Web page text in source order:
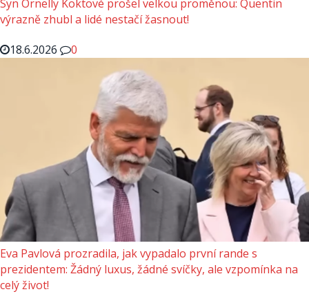
Syn Ornelly Koktové prošel velkou proměnou: Quentin
výrazně zhubl a lidé nestačí žasnout!
18.6.2026
0
Eva Pavlová prozradila, jak vypadalo první rande s
prezidentem: Žádný luxus, žádné svíčky, ale vzpomínka na
celý život!